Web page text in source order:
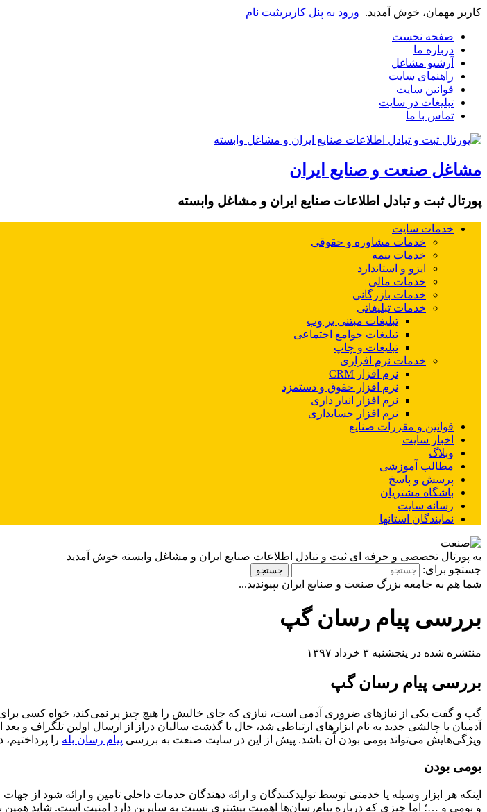
کاربر مهمان، خوش آمدید. ورود به پنل کاربریثبت نام
صفحه نخست
درباره ما
آرشیو مشاغل
راهنمای سایت
قوانین سایت
تبلیغات در سایت
تماس با ما
مشاغل صنعت و صنایع ایران
پورتال ثبت و تبادل اطلاعات صنایع ایران و مشاغل وابسته
خدمات سایت
خدمات مشاوره و حقوقی
خدمات بیمه
ایزو و استاندارد
خدمات مالی
خدمات بازرگانی
خدمات تبلیغاتی
تبلیغات مبتنی بر وب
تبلیغات جوامع اجتماعی
تبلیغات و چاپ
خدمات نرم افزاری
نرم افزار CRM
نرم افزار حقوق و دستمزد
نرم افزار انبار داری
نرم افزار حسابداری
قوانین و مقررات صنایع
اخبار سایت
وبلاگ
مطالب آموزشی
پرسش و پاسخ
باشگاه مشتریان
رسانه سایت
نمایندگان استانها
به پورتال تخصصی و حرفه ای ثبت و تبادل اطلاعات صنایع ایران و مشاغل وابسته خوش آمدید
جستجو برای:
شما هم به جامعه بزرگ صنعت و صنایع ایران بپیوندید...
بررسی پیام رسان گپ
منتشره شده در پنجشنبه ۳ خرداد ۱۳۹۷
بررسی پیام رسان گپ
گپ و گفت یکی از نیازهای ضروری آدمی است، نیازی که جای خالیش را هیچ چیز پر نمی‌کند، خواه کسی
آدمیان با چالشی جدید به نام ابزارهای ارتباطی شد، حال با گذشت سالیان دراز از ارسال اولین تلگراف و
ویژگی‌هایش می‌تواند بومی بودن آن باشد. پیش از این در سایت صنعت به بررسی پیام رسان بله را
بومی بودن
اینکه هر ابزار وسیله یا خدمتی توسط تولیدکنندگان و ارائه دهندگان خدمات داخلی تامین و ارائه شود
و بومی و …؛ اما چیزی که درباره پیام‌رسان‌ها اهمیت بیشتری نسبت به سایرین دارد امنیت است. شاید